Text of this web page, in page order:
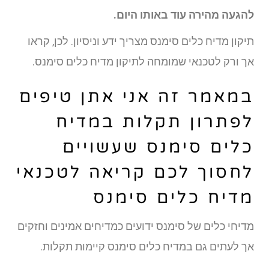
להגעה מהירה עוד באותו היום.
תיקון מדיח כלים סימנס מצריך ידע וניסיון. לכן, קראו
אך ורק לטכנאי שמומחה לתיקון מדיח כלים סימנס.
במאמר זה אני אתן טיפים
לפתרון תקלות במדיח
כלים סימנס שעשויים
לחסוך לכם קריאה לטכנאי
מדיח כלים סימנס
מדיחי כלים של סימנס ידועים כמדיחים אמינים וחזקים
אך לעתים גם במדיח כלים סימנס קיימות תקלות.